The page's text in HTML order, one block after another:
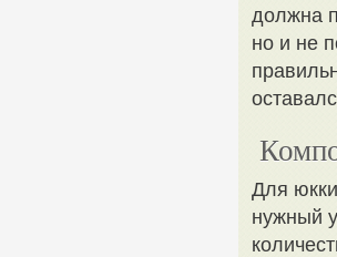
должна
но и не
Для
нужный